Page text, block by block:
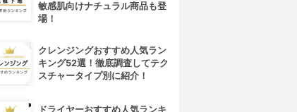
敏感肌向けナチュラル商品も登
場！
クレンジングおすすめ人気ラン
キング52選！徹底調査してテク
スチャータイプ別に紹介！
ドライヤーおすすめ人気ランキ